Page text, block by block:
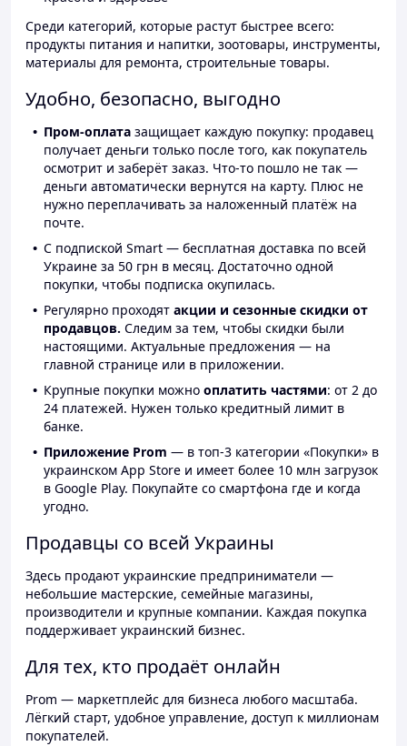
Среди категорий, которые растут быстрее всего:
продукты питания и напитки, зоотовары, инструменты,
материалы для ремонта, строительные товары.
Удобно, безопасно, выгодно
Пром-оплата защищает каждую покупку: продавец
получает деньги только после того, как покупатель
осмотрит и заберёт заказ. Что-то пошло не так —
деньги автоматически вернутся на карту. Плюс не
нужно переплачивать за наложенный платёж на
почте.
С подпиской Smart — бесплатная доставка по всей
Украине за 50 грн в месяц. Достаточно одной
покупки, чтобы подписка окупилась.
Регулярно проходят акции и сезонные скидки от
продавцов. Следим за тем, чтобы скидки были
настоящими. Актуальные предложения — на
главной странице или в приложении.
Крупные покупки можно оплатить частями: от 2 до
24 платежей. Нужен только кредитный лимит в
банке.
Приложение Prom — в топ-3 категории «Покупки» в
украинском App Store и имеет более 10 млн загрузок
в Google Play. Покупайте со смартфона где и когда
угодно.
Продавцы со всей Украины
Здесь продают украинские предприниматели —
небольшие мастерские, семейные магазины,
производители и крупные компании. Каждая покупка
поддерживает украинский бизнес.
Для тех, кто продаёт онлайн
Prom — маркетплейс для бизнеса любого масштаба.
Лёгкий старт, удобное управление, доступ к миллионам
покупателей.